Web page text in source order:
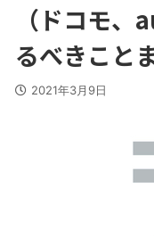
（ドコモ
るべきこと
2021年3月9日